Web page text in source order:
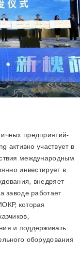
предприятий-
активно участвует в
международным
инвестирует в
внедряет
заводе работает
которая
и поддерживать
оборудования